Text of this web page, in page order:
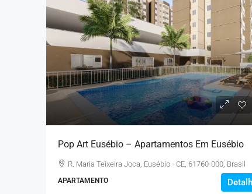
Pop Art Eusébio – Apartamentos Em Eusébio
R. Maria Teixeira Joca, Eusébio - CE, 61760-000, Brasil
APARTAMENTO